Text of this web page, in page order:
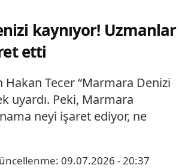
kaynıyor! Uzmanlar
etti
Hakan Tecer “Marmara Denizi
uyardı. Peki, Marmara
neyi işaret ediyor, ne
09.07.2026 - 20:37